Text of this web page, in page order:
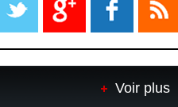
Le Barça savoure sa première
place et chambre le Real Madrid
Voir plus